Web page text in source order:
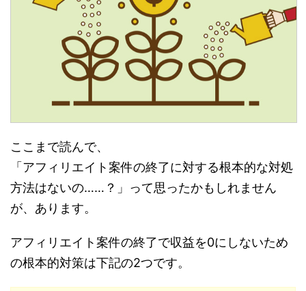
ここまで読んで、
「アフィリエイト案件の終了に対する根本的な対処
方法はないの……？」って思ったかもしれません
が、あります。
アフィリエイト案件の終了で収益を0にしないため
の根本的対策は下記の2つです。